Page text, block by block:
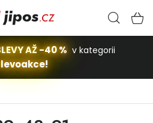
AŽ -40 % v kategorii